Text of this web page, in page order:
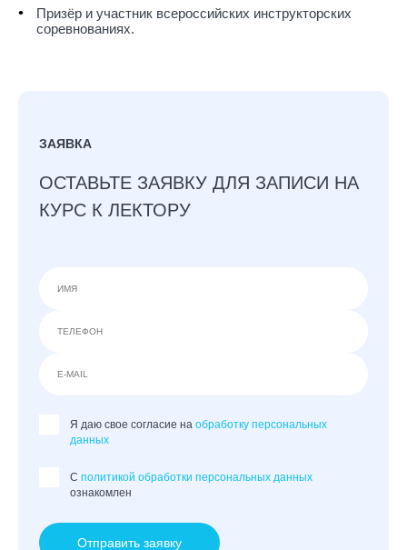
Призёр и участник всероссийских инструкторских
соревнованиях.
ЗАЯВКА
ОСТАВЬТЕ ЗАЯВКУ ДЛЯ ЗАПИСИ НА
КУРС К ЛЕКТОРУ
Я даю свое согласие на обработку персональных
данных
C политикой обработки персональных данных
ознакомлен
Отправить заявку